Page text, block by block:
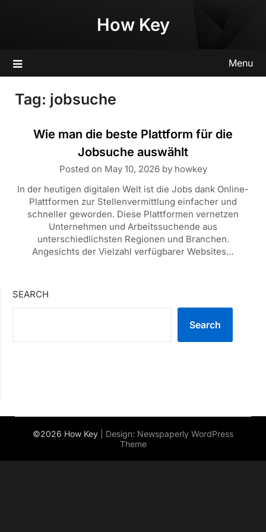
How Key
Menu
Tag: jobsuche
Wie man die beste Plattform für die
Jobsuche auswählt
Posted on May 10, 2026by howkey
In der heutigen digitalen Welt ist die Jobs dank Online-
Plattformen zur Stellenvermittlung einfacher und
schneller geworden. Diese Plattformen vernetzen
Unternehmen und Arbeitssuchende aus
unterschiedlichsten Regionen und Branchen.
Angesichts der Vielzahl verfügbarer Websites…
SEARCH
Search
©2026 How Key | Design: Newspaperly WordPress
Theme